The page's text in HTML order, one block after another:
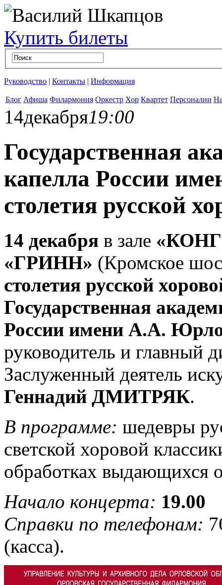
Купить билеты
Руководство | Контакты | Информация
Блог Афиша Филармония Оркестр Хор Квартет Персоналии
14декабря19:00
Государственная
капелла России
столетия русской
14 декабря в зале
«ГРИНН» (Кромское
столетия русской
Государственная
России имени А.А.
руководитель и главный
Заслуженный деятель
Геннадий ДМИТРЯК.
В программе: шедевры
светской хоровой
обработках выдающихся
Начало концерта: 19.00
Справки по телефонам:
(касса).